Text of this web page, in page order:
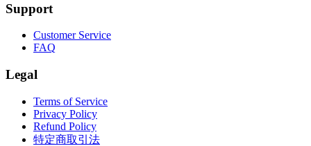
Support
Customer Service
FAQ
Legal
Terms of Service
Privacy Policy
Refund Policy
特定商取引法